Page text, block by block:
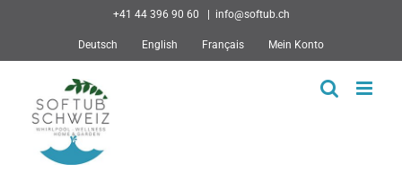
+41 44 396 90 60 info@softub.ch
Deutsch English Français Mein Konto